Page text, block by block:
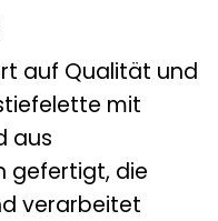
auf Qualität und
mit
aus
gefertigt, die
verarbeitet